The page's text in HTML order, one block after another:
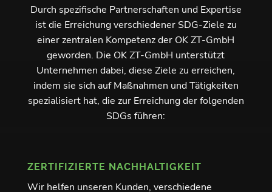
Durch spezifische Partnerschaften und Expertise
ist die Erreichung verschiedener SDG-Ziele zu
einer zentralen Kompetenz der OK ZT-GmbH
geworden. Die OK ZT-GmbH unterstützt
Unternehmen dabei, diese Ziele zu erreichen,
indem sie sich auf Maßnahmen und Tätigkeiten
spezialisiert hat, die zur Erreichung der folgenden
SDGs führen:
ZERTIFIZIERTE NACHHALTIGKEIT
Wir helfen unseren Kunden, verschiedene